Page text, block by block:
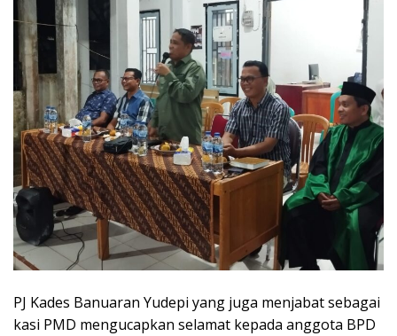
PJ Kades Banuaran Yudepi yang juga menjabat sebagai
kasi PMD mengucapkan selamat kepada anggota BPD